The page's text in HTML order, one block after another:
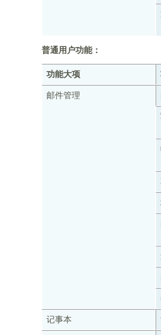
普通用户功能：
功能大项
邮件管理
记事本